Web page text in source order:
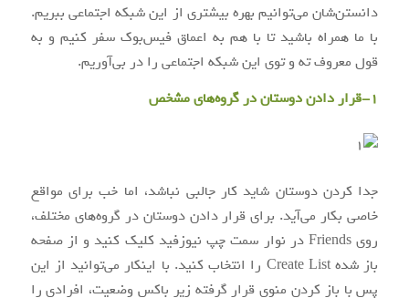
دانستن‌شان می‌توانیم بهره بیشتری از این شبکه اجتماعی ببریم.
با ما همراه باشید تا با هم به اعماق فیس‌بوک سفر کنیم و به
قول معروف ته و توی این شبکه اجتماعی را در بی‌آوریم.
1-قرار دادن دوستان در گروه‌های مشخص
جدا کردن دوستان شاید کار جالبی نباشد، اما خب برای مواقع
خاصی بکار می‌آید. برای قرار دادن دوستان در گروه‌های مختلف،
روی Friends در نوار سمت چپ نیوزفید کلیک کنید و از صفحه
باز شده Create List را انتخاب کنید. با اینکار می‌توانید از این
پس با باز کردن منوی قرار گرفته زیر باکس وضعیت، افرادی را